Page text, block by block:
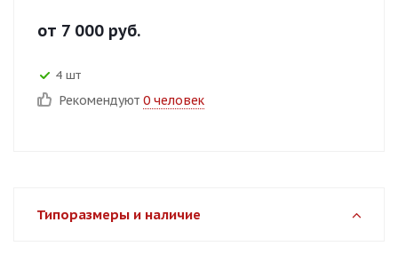
от 7 000 руб.
4 шт
Рекомендуют 0 человек
Типоразмеры и наличие